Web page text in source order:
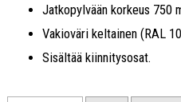
Jatkopylvään korkeus 750
Vakioväri keltainen (RAL
Sisältää kiinnitysosat.